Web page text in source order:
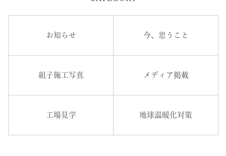
お知らせ 今、思うこと
組子施工写真 メディア掲載
工場見学 地球温暖化対策